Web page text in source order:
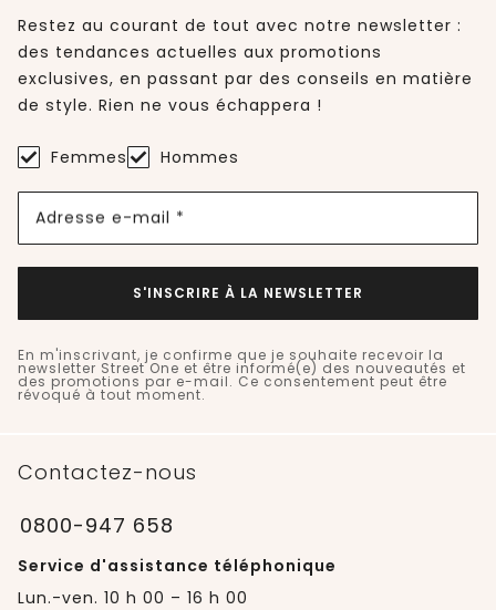
Restez au courant de tout avec notre newsletter :
des tendances actuelles aux promotions
exclusives, en passant par des conseils en matière
de style. Rien ne vous échappera !
Femmes Hommes
Adresse e-mail *
S'INSCRIRE À LA NEWSLETTER
En m'inscrivant, je confirme que je souhaite recevoir la
newsletter Street One et être informé(e) des nouveautés et
des promotions par e-mail. Ce consentement peut être
révoqué à tout moment.
Contactez-nous
0800-947 658
Service d'assistance téléphonique
Lun.-ven. 10 h 00 – 16 h 00